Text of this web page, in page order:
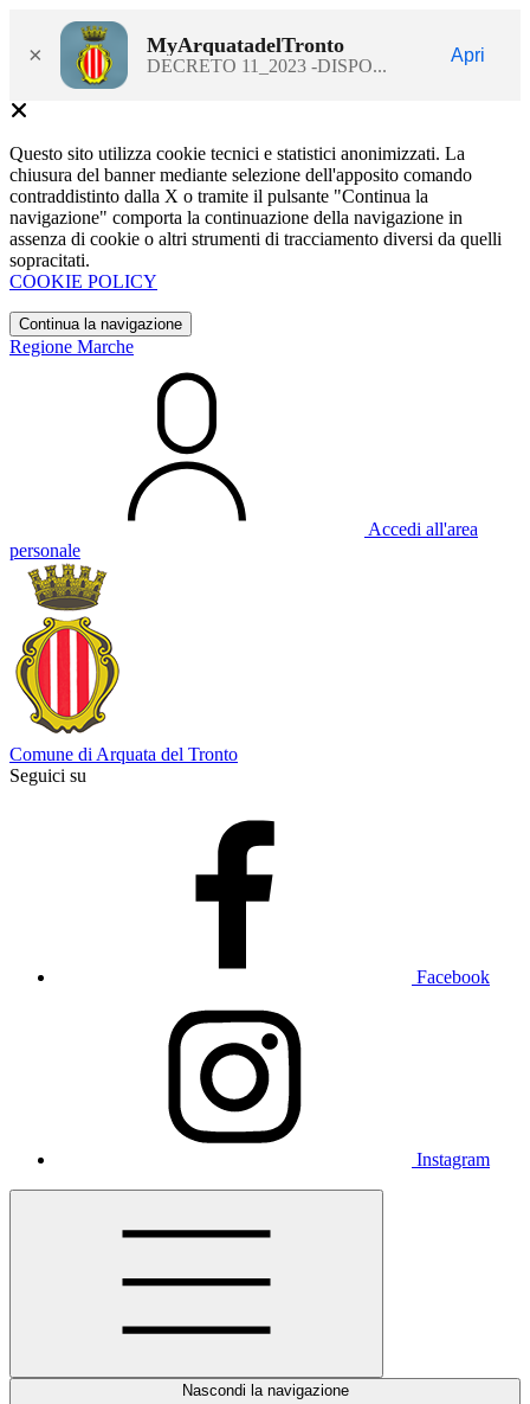
× MyArquatadelTronto
DECRETO 11_2023 -DISPO...
Apri
Questo sito utilizza cookie tecnici e statistici anonimizzati. La
chiusura del banner mediante selezione dell'apposito comando
contraddistinto dalla X o tramite il pulsante "Continua la
navigazione" comporta la continuazione della navigazione in
assenza di cookie o altri strumenti di tracciamento diversi da quelli
sopracitati.
COOKIE POLICY
Continua la navigazione
Regione Marche
Accedi all'area
personale
Comune di Arquata del Tronto
Seguici su
Facebook
Instagram
Nascondi la navigazione